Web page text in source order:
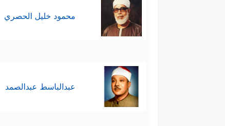
محمود خليل الحصري
عبدالباسط عبدالصمد